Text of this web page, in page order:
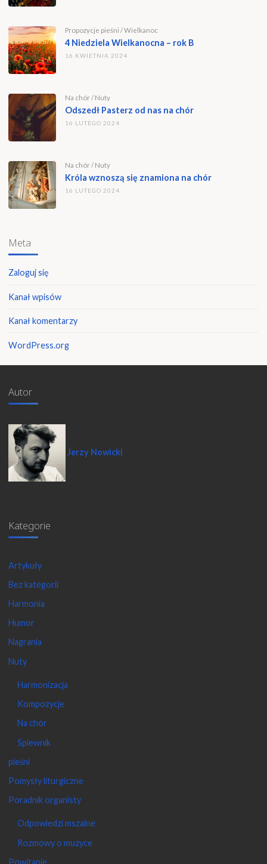
Propozycje pieśni /Wielkanoc
4 Niedziela Wielkanocna – rok B
16 KWIETNIA 2024
Na chór/ Nuty
Odszedł Pasterz od nas na chór
16 LUTEGO 2024
Na chór/ Nuty
Króla wznoszą się znamiona na chór
16 LUTEGO 2024
Meta
Zaloguj się
Kanał wpisów
Kanał komentarzy
WordPress.org
Autor
Jerzy Nowicki
Kategorie
Artykuły
Bez kategorii
Harmonia
Humor
Nagrania
Nuty
Harmonizacja
Kompozycje
Na chór
Śpiewnik
pieśni
Pomysły liturgiczne
Poradnik organisty
Odpowiedzi mszalne
Rozmowy o muzyce
Powitanie